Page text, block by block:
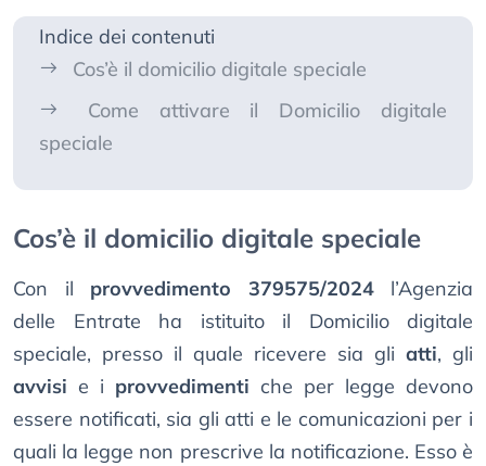
Indice dei contenuti
Cos’è il domicilio digitale speciale
Come attivare il Domicilio digitale
speciale
Cos’è il domicilio digitale speciale
Con il provvedimento 379575/2024l’Agenzia
delle Entrate ha istituito il Domicilio digitale
speciale, presso il quale ricevere sia gli atti, gli
avvisi e i provvedimenti che per legge devono
essere notificati, sia gli atti e le comunicazioni per i
quali la legge non prescrive la notificazione. Esso è